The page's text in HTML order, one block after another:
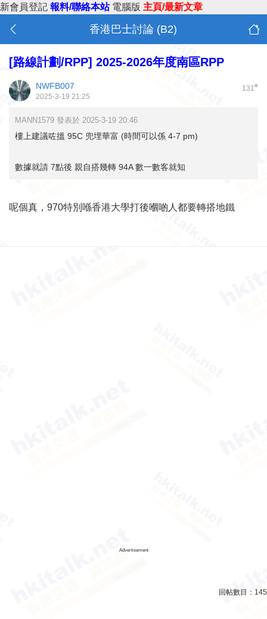
新會員登記 報料/聯絡本站 電腦版 主頁/最新文章
香港巴士討論 (B2)
[路線計劃/RPP] 2025-2026年度南區RPP
131#
NWFB007
2025-3-19 21:25
MANN1579 發表於 2025-3-19 20:46
樓上建議咗搵 95C 兜埋華富 (時間可以係 4-7 pm)
數據就請 7點後 親自搭幾轉 94A 數一數客就知
呢個真，970特別喺香港大學打後嗰啲人都要轉搭地鐵
Advertisement
回帖數目： 145